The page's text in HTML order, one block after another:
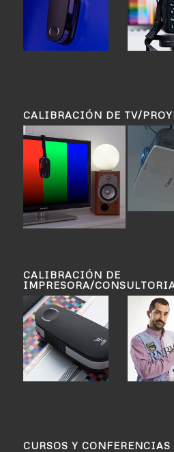
CALIBRACIÓN DE TV/
CALIBRACIÓN DE
IMPRESORA/
CURSOS Y CONFERENCIAS